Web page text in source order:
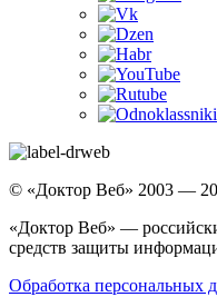
© «Доктор Веб» 2003 —
«Доктор Веб» —
средств защиты
Обработка персональных